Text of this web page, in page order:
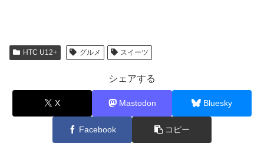
HTC U12+ グルメ スイーツ
シェアする
X Mastodon Bluesky
Facebook コピー